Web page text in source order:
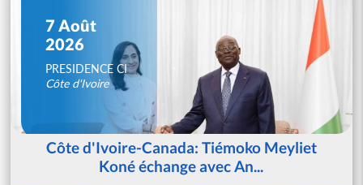
7 Août
2026
PRESIDENCE CI
Côte d'Ivoire
Côte d'Ivoire-Canada: Tiémoko Meyliet
Koné échange avec An...